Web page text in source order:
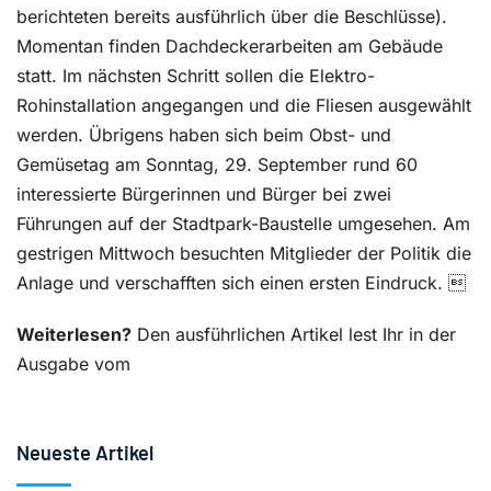
berichteten bereits ausführlich über die Beschlüsse).
Momentan finden Dachdeckerarbeiten am Gebäude
statt. Im nächsten Schritt sollen die Elektro-
Rohinstallation angegangen und die Fliesen ausgewählt
werden. Übrigens haben sich beim Obst- und
Gemüsetag am Sonntag, 29. September rund 60
interessierte Bürgerinnen und Bürger bei zwei
Führungen auf der Stadtpark-Baustelle umgesehen. Am
gestrigen Mittwoch besuchten Mitglieder der Politik die
Anlage und verschafften sich einen ersten Eindruck. 
Weiterlesen? Den ausführlichen Artikel lest Ihr in der
Ausgabe vom
Neueste Artikel